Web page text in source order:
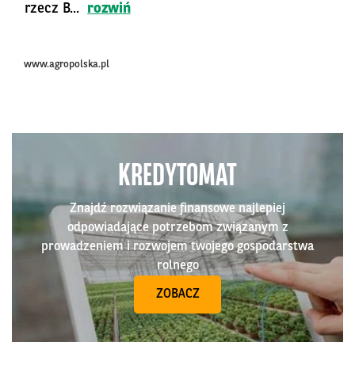
rzecz B...
rozwiń
www.agropolska.pl
KREDYTOMAT
Znajdź rozwiązanie finansowe najlepiej
odpowiadające potrzebom związanym z
prowadzeniem i rozwojem twojego gospodarstwa
rolnego
ZOBACZ